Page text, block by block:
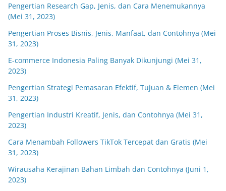
Pengertian Research Gap, Jenis, dan Cara Menemukannya
(Mei 31, 2023)
Pengertian Proses Bisnis, Jenis, Manfaat, dan Contohnya (Mei
31, 2023)
E-commerce Indonesia Paling Banyak Dikunjungi (Mei 31,
2023)
Pengertian Strategi Pemasaran Efektif, Tujuan & Elemen (Mei
31, 2023)
Pengertian Industri Kreatif, Jenis, dan Contohnya (Mei 31,
2023)
Cara Menambah Followers TikTok Tercepat dan Gratis (Mei
31, 2023)
Wirausaha Kerajinan Bahan Limbah dan Contohnya (Juni 1,
2023)